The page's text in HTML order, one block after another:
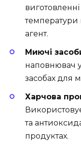
агент.
Миючі
наповнювач
засобах для
Харчова
та
продуктах.